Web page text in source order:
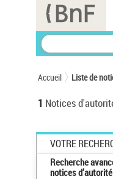
Accueil Liste de
1 Notices
VOTRE
Recherche
notices d’autorité
Panneau de gestion des cookies